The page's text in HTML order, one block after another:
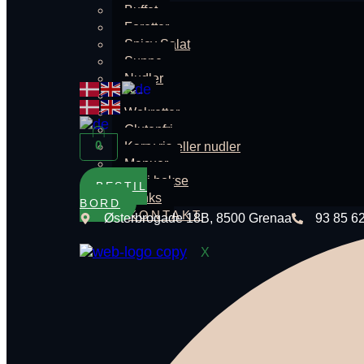
Buffet
Foretter
Spicy Salat
Suppe
Nudler
Ris
Wokretter
Glutenfri
Karry ris eller nudler
Menuer
Thai bokse
Drinks
KONTAKT
X
0
BESTIL
BORD
Østerbrogade 18B, 8500 Grenaa 93 85